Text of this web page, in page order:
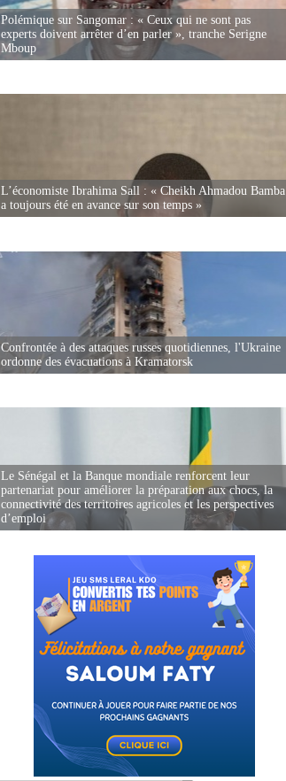
Polémique sur Sangomar : « Ceux qui ne sont pas
experts doivent arrêter d’en parler », tranche Serigne
Mboup
L’économiste Ibrahima Sall : « Cheikh Ahmadou Bamba
a toujours été en avance sur son temps »
Confrontée à des attaques russes quotidiennes, l'Ukraine
ordonne des évacuations à Kramatorsk
Le Sénégal et la Banque mondiale renforcent leur
partenariat pour améliorer la préparation aux chocs, la
connectivité des territoires agricoles et les perspectives
d’emploi